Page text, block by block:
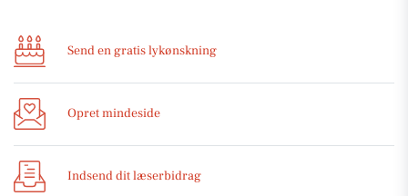
Send en gratis lykønskning
Opret mindeside
Indsend dit læserbidrag